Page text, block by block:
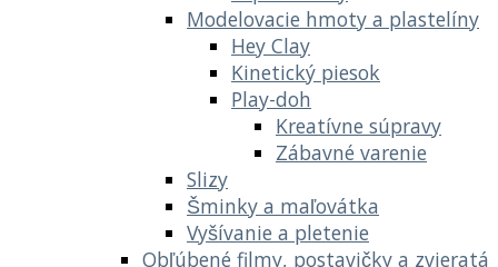
Modelovacie hmoty a plastelíny
Hey Clay
Kinetický piesok
Play-doh
Kreatívne súpravy
Zábavné varenie
Slizy
Šminky a maľovátka
Vyšívanie a pletenie
Obľúbené filmy, postavičky a zvieratá